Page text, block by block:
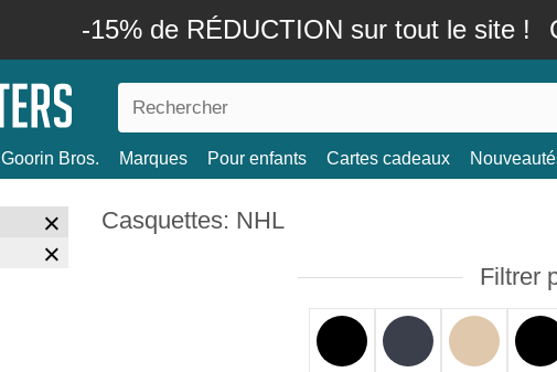
-15% de RÉDUCTION sur tout le site !
Goorin Bros. Marques Pour enfants Cartes cadeaux
Casquettes: NHL
Filtrer